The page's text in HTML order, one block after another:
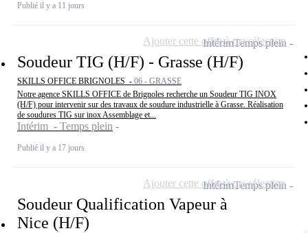
Publié il y a 11 jours
Soudeur TIG (H/F) - Grasse (H/F)
SKILLS OFFICE BRIGNOLES - 06 - GRASSE
Notre agence SKILLS OFFICE de Brignoles recherche un Soudeur TIG INOX
(H/F) pour intervenir sur des travaux de soudure industrielle à Grasse. Réalisation
de soudures TIG sur inox Assemblage et...
Intérim - Temps plein
Publié il y a 17 jours
IntérimTemps plein
Ajouter cette offre à ma sélection
Soudeur Qualification Vapeur à
Nice (H/F)
IntérimTemps plein
Ajouter cette offre à ma sélection